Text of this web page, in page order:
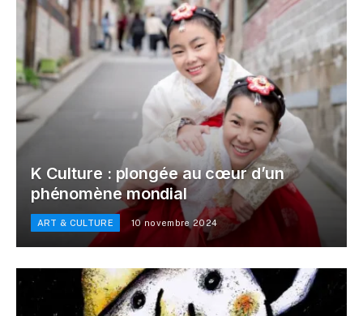
K Culture : plongée au cœur d’un
phénomène mondial
ART & CULTURE 10 novembre 2024